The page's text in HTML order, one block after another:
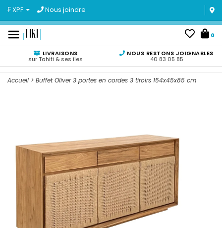
₣ XPF Nous joindre
0
LIVRAISONS
sur Tahiti & ses îles
NOUS RESTONS JOIGNABLES
40 83 05 85
Accueil > Buffet Oliver 3 portes en cordes 3 tiroirs 154x45x85 cm